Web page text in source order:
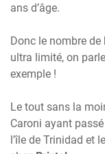
ans d’âge.
Donc le nombre
ultra limité, on
exemple !
Le tout sans la
Caroni ayant
l’île de Trinidad et